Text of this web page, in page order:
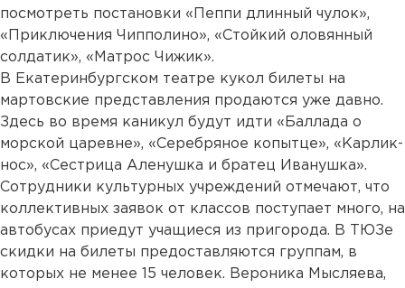
посмотреть постановки «Пеппи длинный чулок»,
«Приключения Чипполино», «Стойкий оловянный
солдатик», «Матрос Чижик».
В Екатеринбургском театре кукол билеты на
мартовские представления продаются уже давно.
Здесь во время каникул будут идти «Баллада о
морской царевне», «Серебряное копытце», «Карлик-
нос», «Сестрица Аленушка и братец Иванушка».
Сотрудники культурных учреждений отмечают, что
коллективных заявок от классов поступает много, на
автобусах приедут учащиеся из пригорода. В ТЮЗе
скидки на билеты предоставляются группам, в
которых не менее 15 человек. Вероника Мысляева,